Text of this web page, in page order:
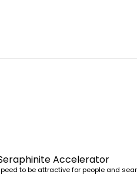
Accelerator
to be attractive for people and